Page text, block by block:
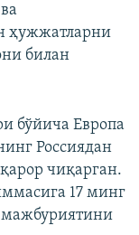
ҳужжатларни
билан
бўйича Европа
Россиядан
чиқарган.
17 минг
мажбуриятини